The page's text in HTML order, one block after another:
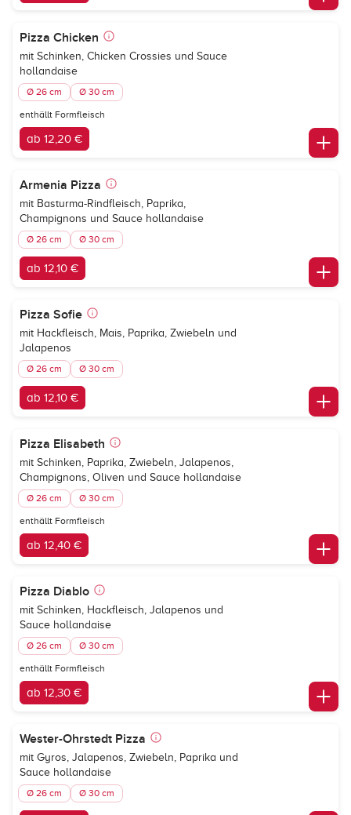
Pizza Chicken
mit Schinken, Chicken Crossies und Sauce
hollandaise
Ø 26 cm Ø 30 cm
enthällt Formfleisch
ab 12,20 €
Armenia Pizza
mit Basturma-Rindfleisch, Paprika,
Champignons und Sauce hollandaise
Ø 26 cm Ø 30 cm
ab 12,10 €
Pizza Sofie
mit Hackfleisch, Mais, Paprika, Zwiebeln und
Jalapenos
Ø 26 cm Ø 30 cm
ab 12,10 €
Pizza Elisabeth
mit Schinken, Paprika, Zwiebeln, Jalapenos,
Champignons, Oliven und Sauce hollandaise
Ø 26 cm Ø 30 cm
enthällt Formfleisch
ab 12,40 €
Pizza Diablo
mit Schinken, Hackfleisch, Jalapenos und
Sauce hollandaise
Ø 26 cm Ø 30 cm
enthällt Formfleisch
ab 12,30 €
Wester-Ohrstedt Pizza
mit Gyros, Jalapenos, Zwiebeln, Paprika und
Sauce hollandaise
Ø 26 cm Ø 30 cm